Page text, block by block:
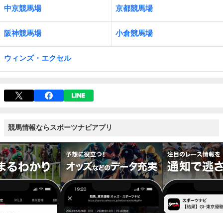
中京競馬場 京都競馬場
阪神競馬場 小倉競馬場
ウィンズ・エクセル
競馬情報ならスポーツナビアプリ